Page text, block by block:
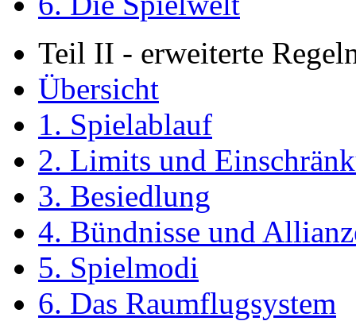
Teil II - erweiterte
Übersicht
1. Spielablauf
2. Limits und
3. Besiedlung
4. Bündnisse und
5. Spielmodi
6. Das Raumflugsystem